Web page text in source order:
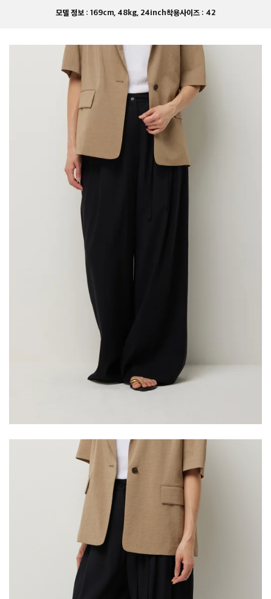
모델 정보 : 169cm, 48kg, 24inch착용사이즈 : 42